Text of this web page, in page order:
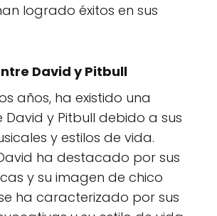
logrado éxitos en sus
David y Pitbull
años, ha existido una
y Pitbull debido a sus
y estilos de vida.
ha destacado por sus
y su imagen de chico
ha caracterizado por sus